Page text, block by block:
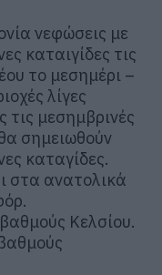
νεφώσεις με
καταιγίδες τις
το μεσημέρι –
λίγες
μεσημβρινές
σημειωθούν
καταγίδες.
στα ανατολικά
Κελσίου.